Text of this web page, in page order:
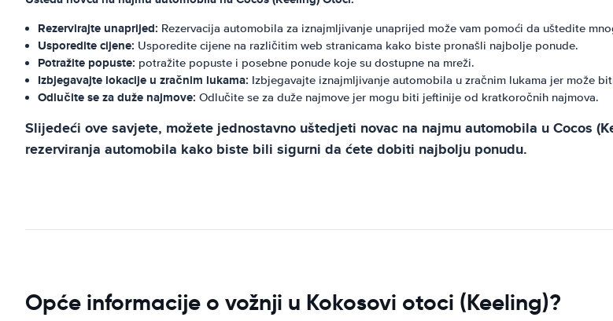
Rezervirajte unaprijed: Rezervacija automobila za iznajmljivanje unaprijed može vam pomoći da uštedite
Usporedite cijene: Usporedite cijene na različitim web stranicama kako biste pronašli najbolje ponude.
Potražite popuste: potražite popuste i posebne ponude koje su dostupne na mreži.
Izbjegavajte lokacije u zračnim lukama: Izbjegavajte iznajmljivanje automobila u zračnim lukama jer može
Odlučite se za duže najmove: Odlučite se za duže najmove jer mogu biti jeftinije od kratkoročnih najmova.
Slijedeći ove savjete, možete jednostavno uštedjeti novac na najmu automobila u Cocos
rezerviranja automobila kako biste bili sigurni da ćete dobiti najbolju ponudu.
Opće informacije o vožnji u Kokosovi otoci (Keeling)?